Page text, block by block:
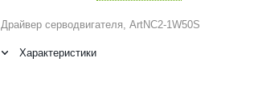
Драйвер серводвигателя, ArtNC2-1W50S
Характеристики